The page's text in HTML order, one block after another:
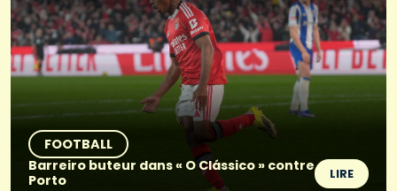
FOOTBALL
Barreiro buteur dans « O Clássico » contre
Porto
LIRE